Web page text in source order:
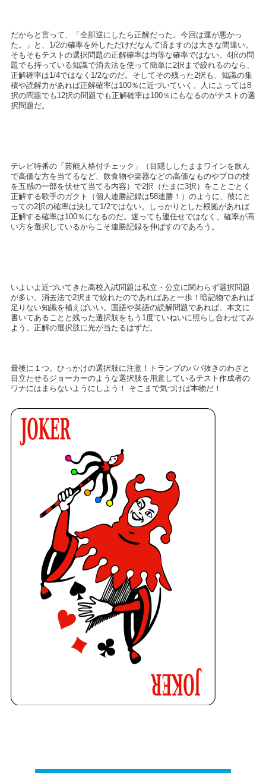
だからと言って、「全部逆にしたら正解だった。今回は運が悪かっ
た。」と、1/2の確率を外しただけだなんて済ますのは大きな間違い。
そもそもテストの選択問題の正解確率は均等な確率ではない。4択の問
題でも持っている知識で消去法を使って簡単に2択まで絞れるのなら、
正解確率は1/4ではなく1/2なのだ。そしてその残った2択も、知識の集
積や読解力があれば正解確率は100％に近づいていく。人によっては8
択の問題でも12択の問題でも正解確率は100％にもなるのがテストの選
択問題だ。
テレビ特番の「芸能人格付チェック」（目隠ししたままワインを飲ん
で高価な方を当てるなど、飲食物や楽器などの高価なものやプロの技
を五感の一部を伏せて当てる内容）で2択（たまに3択）をことごとく
正解する歌手のガクト（個人連勝記録は58連勝！）のように、彼にと
っての2択の確率は決して1/2ではない。しっかりとした根拠があれば
正解する確率は100％になるのだ。迷っても運任せではなく、確率が高
い方を選択しているからこそ連勝記録を伸ばすのであろう。
いよいよ近づいてきた高校入試問題は私立・公立に関わらず選択問題
が多い。消去法で2択まで絞れたのであればあと一歩！暗記物であれば
足りない知識を補えばいい。国語や英語の読解問題であれば、本文に
書いてあることと残った選択肢をもう1度ていねいに照らし合わせてみ
よう。正解の選択肢に光が当たるはずだ。
最後に１つ。ひっかけの選択肢に注意！トランプのババ抜きのわざと
目立たせるジョーカーのような選択肢を用意しているテスト作成者の
ワナにはまらないようにしよう！ そこまで気づけば本物だ！